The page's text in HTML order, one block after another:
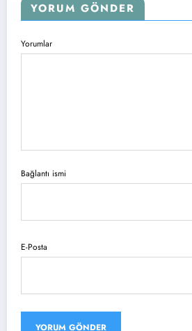
YORUM GÖNDER
Yorumlar
Bağlantı ismi
E-Posta